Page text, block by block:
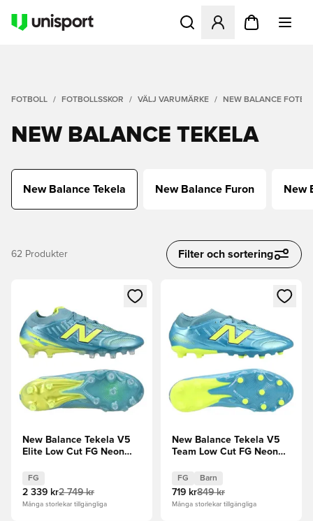
Öppnar en Modal för att
FOTBOLL FOTBOLLSSKOR VÄLJ VARUMÄRKE NEW BALANCE
NEW BALANCE TEKELA
New Balance Tekela New Balance Furon New
62 Produkter Filter och sortering
Öppnar en Modal för att logga in eller registrera dig som
New Balance Tekela V5
Elite Low Cut FG Neon
FG
2 339 kr2 749 kr
Många storlekar tillgängliga
Öppnar en Modal för att
New Balance Tekela V5
Team Low Cut FG Neon
FG Barn
719 kr849 kr
Många storlekar tillgängliga